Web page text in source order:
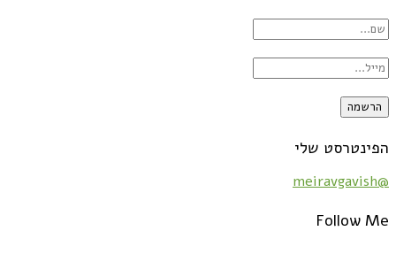
הפינטרסט שלי
@meiravgavish
Follow Me